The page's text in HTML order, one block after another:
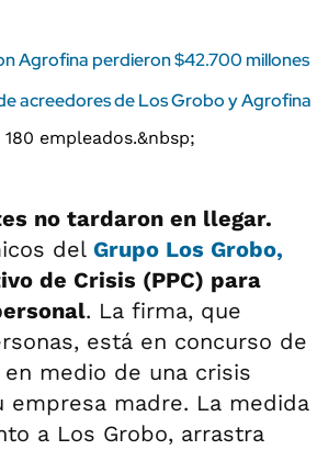
Agrofina perdieron $42.700 millones
acreedores de Los Grobo y Agrofina
no tardaron en llegar.
del Grupo Los Grobo,
de Crisis (PPC) para
. La firma, que
está en concurso de
medio de una crisis
madre. La medida
a Los Grobo, arrastra